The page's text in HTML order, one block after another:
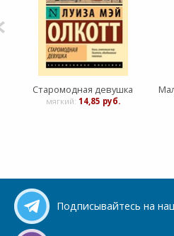
Старомодная девушка
мягкий: 14,85 руб.
Подписывайтесь на